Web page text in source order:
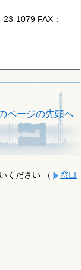
23-1079 FAX：
ページの先頭へ
ください （
窓口